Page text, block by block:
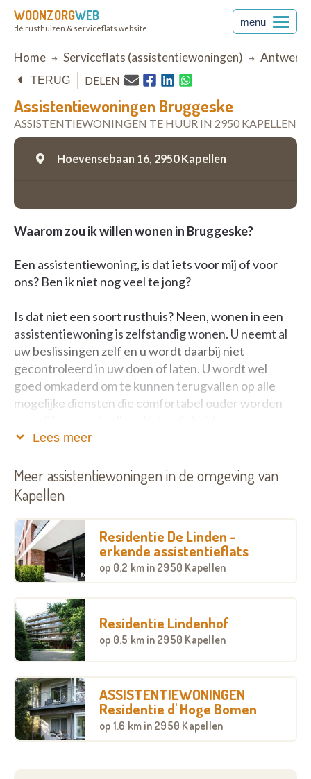
WOONZORGWEB
dé rusthuizen & serviceflats website
menu
Breadcrumb
Home Serviceflats (assistentiewoningen)
Assistentiewoningen Bruggeske
ASSISTENTIEWONINGEN TE HUUR IN 2950 KAPELLEN
TERUG DELEN
Hoevensebaan 16, 2950 Kapellen
Waarom zou ik willen wonen in Bruggeske?
Een assistentiewoning, is dat iets voor mij of voor
ons? Ben ik niet nog veel te jong?
Is dat niet een soort rusthuis? Neen, wonen in een
assistentiewoning is zelfstandig wonen. U neemt al
uw beslissingen zelf en u wordt daarbij niet
gecontroleerd in uw doen of laten. U wordt wel
goed omkaderd om te kunnen terugvallen op alle
mogelijke diensten die comfortabel ouder worden
Assistentiewoningen Bruggeske (twee
gebouwen: Bruggeske en Hobome)
in 2950 Kapellen
Deze nieuwe residentie in het centrum van Kapellen
variërend van 68 tot 98 m² inclusief terras. Hier kan
u comfortabel ouder worden met zekerheid van
dienstverlening op uw maat.
De assistentiewoningen liggen verspreid over twee
gebouwen: Bruggeske en Hobome. Geniet vanaf uw
terras van het uitzicht op de groene omgeving. Uw
flat is instapklaar, rolstoeltoegankelijk en voorzien
van alle comfort: een handige berging, plaats voor
Lees meer
Meer assistentiewoningen in de omgeving van
Kapellen
Residentie De Linden -
erkende assistentieflats
op 0.2 km in 2950 Kapellen
Residentie Lindenhof
op 0.5 km in 2950 Kapellen
ASSISTENTIEWONINGEN
Residentie d' Hoge Bomen
op 1.6 km in 2950 Kapellen